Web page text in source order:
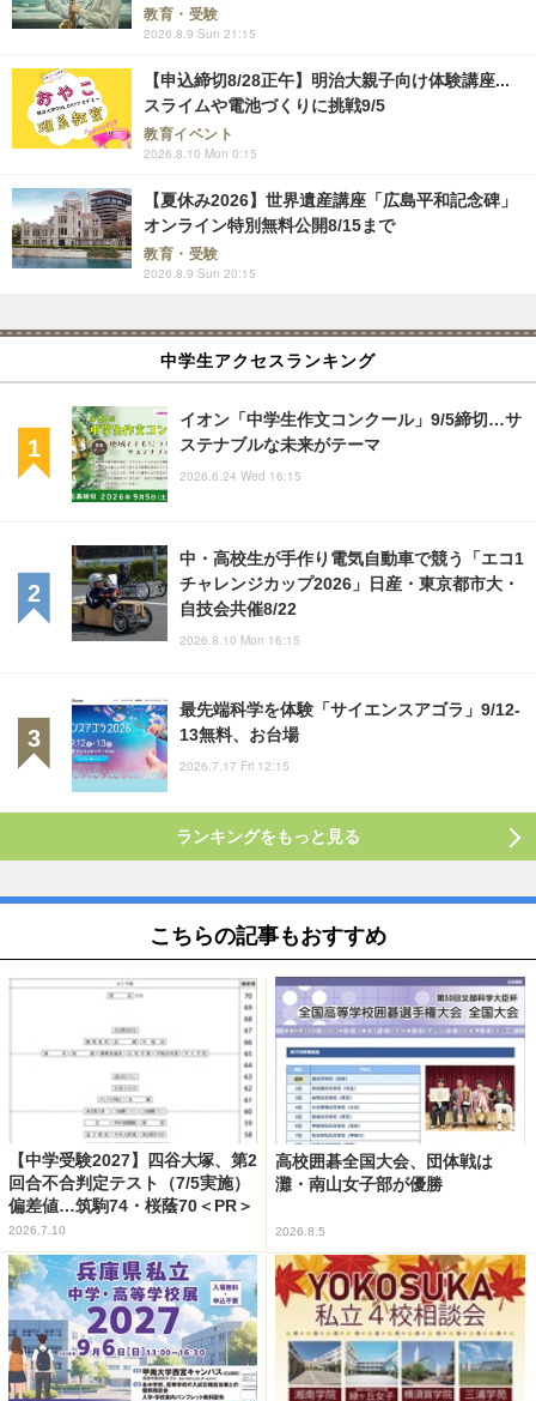
教育・受験
2026.8.9 Sun 21:15
【申込締切8/28正午】明治大親子向け体験講座...
スライムや電池づくりに挑戦9/5
教育イベント
2026.8.10 Mon 0:15
【夏休み2026】世界遺産講座「広島平和記念碑」
オンライン特別無料公開8/15まで
教育・受験
2026.8.9 Sun 20:15
中学生アクセスランキング
イオン「中学生作文コンクール」9/5締切…サ
ステナブルな未来がテーマ
2026.6.24 Wed 16:15
中・高校生が手作り電気自動車で競う「エコ1
チャレンジカップ2026」日産・東京都市大・
自技会共催8/22
2026.8.10 Mon 16:15
最先端科学を体験「サイエンスアゴラ」9/12-
13無料、お台場
2026.7.17 Fri 12:15
ランキングをもっと見る
こちらの記事もおすすめ
【中学受験2027】四谷大塚、第2
回合不合判定テスト（7/5実施）
偏差値…筑駒74・桜蔭70＜PR＞
2026.7.10
高校囲碁全国大会、団体戦は
灘・南山女子部が優勝
2026.8.5